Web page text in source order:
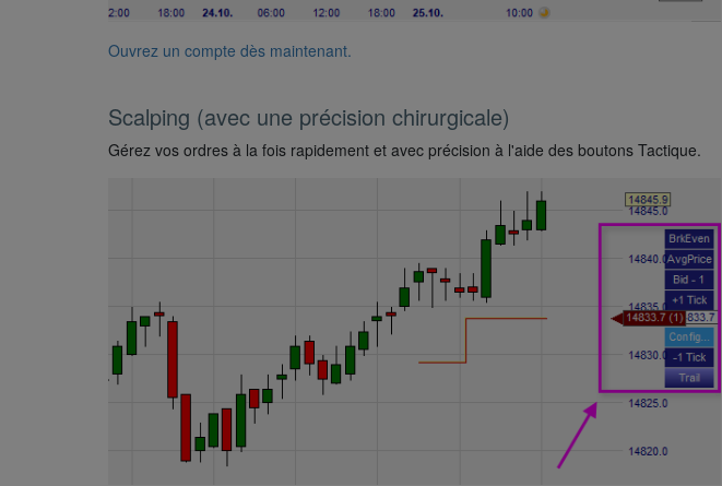
Ouvrez un compte dès maintenant.
Scalping (avec une précision chirurgicale)
Gérez vos ordres à la fois rapidement et avec précision à l'aide des boutons Tactique.